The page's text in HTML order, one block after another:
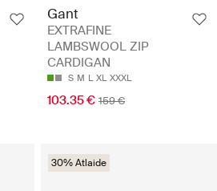
Gant
EXTRAFINE
LAMBSWOOL ZIP
CARDIGAN
S M L XL XXXL
103.35 € 159 €
30% Atlaide